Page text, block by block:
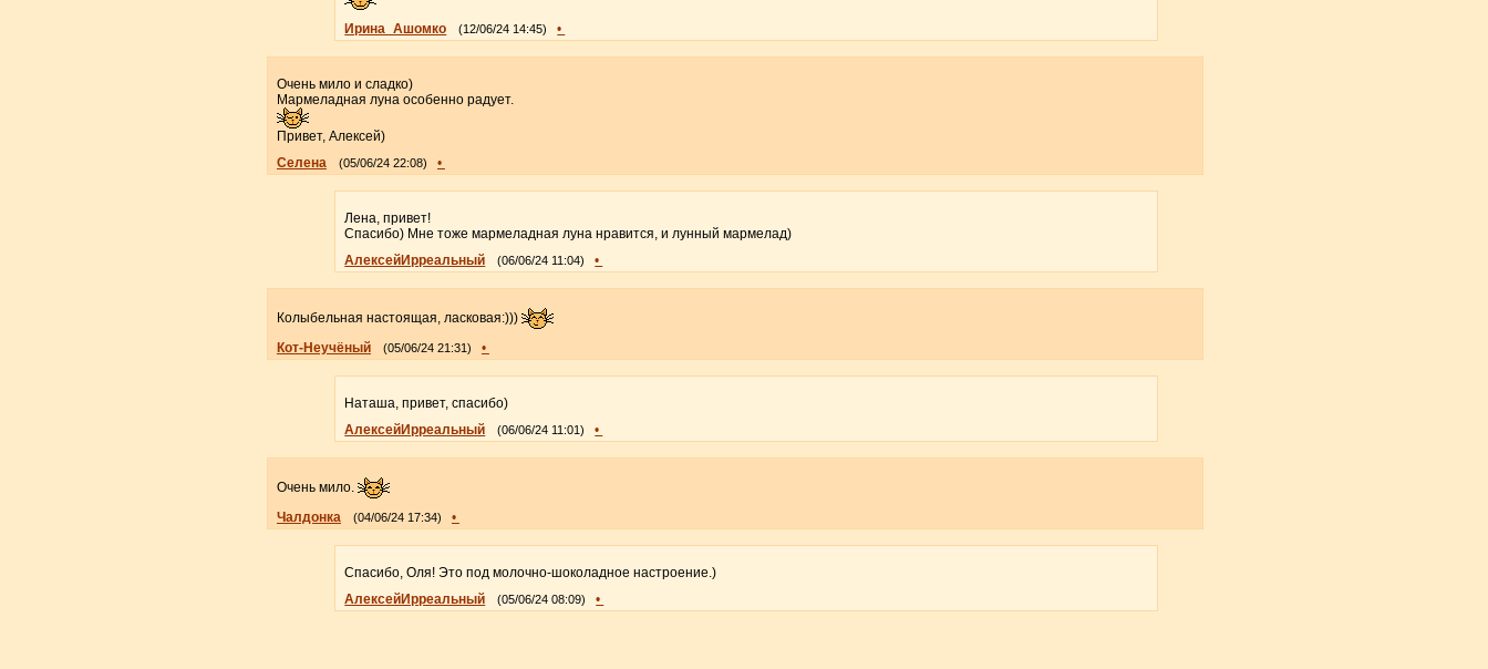
Ирина_Ашомко (12/06/24 14:45) •
Очень мило и сладко)
Мармеладная луна особенно радует.
Привет, Алексей)
Селена
(05/06/24 22:08) •
Лена, привет!
Спасибо) Мне тоже мармеладная луна нравится, и лунный мармелад)
АлексейИрреальный
(06/06/24 11:04) •
Колыбельная настоящая, ласковая:)))
Кот-Неучёный
(05/06/24 21:31) •
Наташа, привет, спасибо)
АлексейИрреальный
(06/06/24 11:01) •
Очень мило.
Чалдонка
(04/06/24 17:34) •
Спасибо, Оля! Это под молочно-шоколадное настроение.)
АлексейИрреальный
(05/06/24 08:09) •